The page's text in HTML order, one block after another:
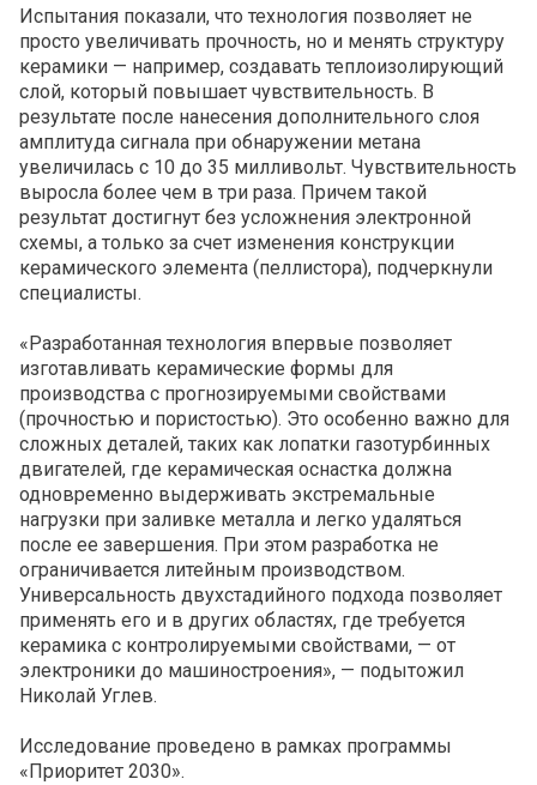
Испытания показали, что технология позволяет не
просто увеличивать прочность, но и менять структуру
керамики — например, создавать теплоизолирующий
слой, который повышает чувствительность. В
результате после нанесения дополнительного слоя
амплитуда сигнала при обнаружении метана
увеличилась с 10 до 35 милливольт. Чувствительность
выросла более чем в три раза. Причем такой
результат достигнут без усложнения электронной
схемы, а только за счет изменения конструкции
керамического элемента (пеллистора), подчеркнули
специалисты.
«Разработанная технология впервые позволяет
изготавливать керамические формы для
производства с прогнозируемыми свойствами
(прочностью и пористостью). Это особенно важно для
сложных деталей, таких как лопатки газотурбинных
двигателей, где керамическая оснастка должна
одновременно выдерживать экстремальные
нагрузки при заливке металла и легко удаляться
после ее завершения. При этом разработка не
ограничивается литейным производством.
Универсальность двухстадийного подхода позволяет
применять его и в других областях, где требуется
керамика с контролируемыми свойствами, — от
электроники до машиностроения», — подытожил
Николай Углев.
Исследование проведено в рамках программы
«Приоритет 2030».